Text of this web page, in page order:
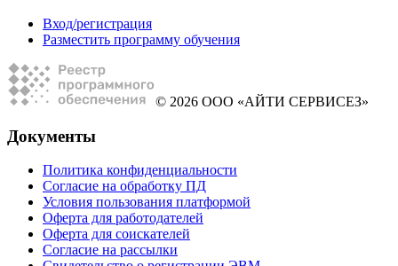
Вход/регистрация
Разместить программу обучения
© 2026 ООО «АЙТИ СЕРВИСЕЗ»
Документы
Политика конфиденциальности
Согласие на обработку ПД
Условия пользования платформой
Оферта для работодателей
Оферта для соискателей
Согласие на рассылки